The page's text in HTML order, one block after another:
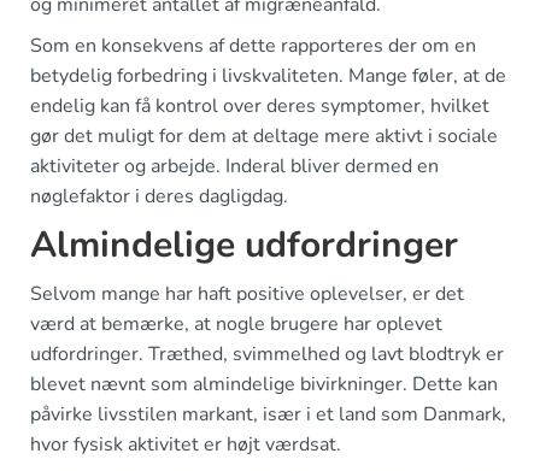
Som en konsekvens af dette rapporteres der om en
betydelig forbedring i livskvaliteten. Mange føler, at de
endelig kan få kontrol over deres symptomer, hvilket
gør det muligt for dem at deltage mere aktivt i sociale
aktiviteter og arbejde. Inderal bliver dermed en
nøglefaktor i deres dagligdag.
Almindelige udfordringer
Selvom mange har haft positive oplevelser, er det
værd at bemærke, at nogle brugere har oplevet
udfordringer. Træthed, svimmelhed og lavt blodtryk er
blevet nævnt som almindelige bivirkninger. Dette kan
påvirke livsstilen markant, især i et land som Danmark,
hvor fysisk aktivitet er højt værdsat.